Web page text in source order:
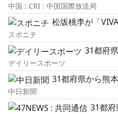
中国 : CRI : 中国国際放送局
松坂桃李が「VIVANT」台本一部公開
スポニチ
31都府
デイリースポーツ
31都府県から熊本
中日新聞
31都府県